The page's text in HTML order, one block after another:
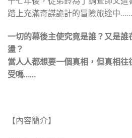
踏上充滿奇謀詭計的冒險旅途中……
一切的幕後主使究竟是誰？又是誰
盪？
當人人都想要一個真相，但真相
受嗎……
【內容簡介】